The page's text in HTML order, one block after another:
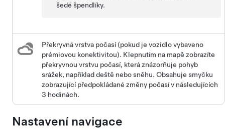
šedé špendlíky.
Překryvná vrstva počasí (pokud je vozidlo vybaveno
prémiovou konektivitou). Klepnutím na mapě zobrazíte
překryvnou vrstvu počasí, která znázorňuje pohyb
srážek, například deště nebo sněhu. Obsahuje smyčku
zobrazující předpokládané změny počasí v následujících
3 hodinách.
Nastavení navigace